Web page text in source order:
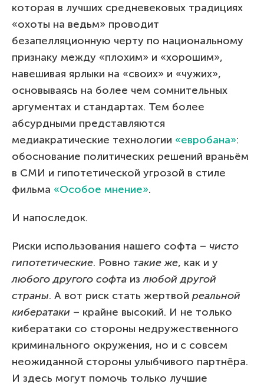
которая в лучших средневековых традициях
«охоты на ведьм» проводит
безапелляционную черту по национальному
признаку между «плохим» и «хорошим»,
навешивая ярлыки на «своих» и «чужих»,
основываясь на более чем сомнительных
аргументах и стандартах. Тем более
абсурдными представляются
медиакратические технологии «евробана»:
обоснование политических решений враньём
в СМИ и гипотетической угрозой в стиле
фильма «Особое мнение».
И напоследок.
Риски использования нашего софта – чисто
гипотетические. Ровно такие же, как и у
любого другого софта излюбой другой
страны. А вот риск стать жертвой реальной
кибератаки – крайне высокий. И не только
кибератаки со стороны недружественного
криминального окружения, но и с совсем
неожиданной стороны улыбчивого партнёра.
И здесь могут помочь только лучшие